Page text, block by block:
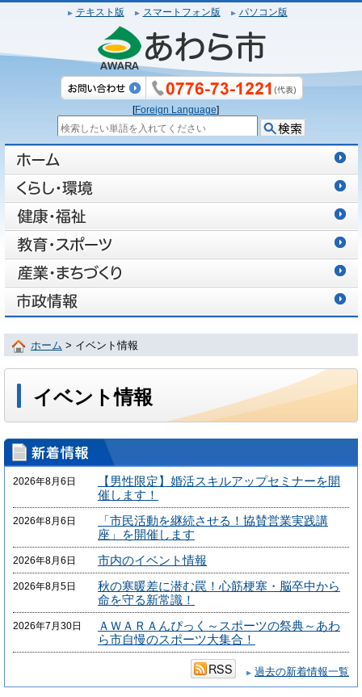
テキスト版 スマートフォン版 パソコン版
[Foreign Language]
ホーム > イベント情報
イベント情報
2026年8月6日
【男性限定】婚活スキルアップセミナーを開
催します！
2026年8月6日
「市民活動を継続させる！協賛営業実践講
座」を開催します
2026年8月6日 市内のイベント情報
2026年8月5日
秋の寒暖差に潜む罠！心筋梗塞・脳卒中から
命を守る新常識！
2026年7月30日
ＡＷＡＲＡんぴっく～スポーツの祭典～あわ
ら市自慢のスポーツ大集合！
過去の新着情報一覧